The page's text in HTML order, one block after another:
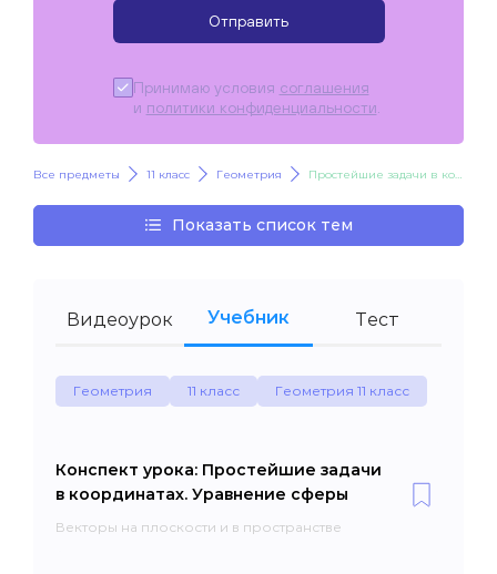
Отправить
Принимаю условия соглашения
и политики конфиденциальности
Все предметы 11 класс Геометрия Простейшие задачи в координатах. Уравнение сферы
Показать список тем
Видеоурок Учебник Тест
Геометрия 11 класс Геометрия 11 класс
Конспект урока: Простейшие задачи
в координатах. Уравнение сферы
Векторы на плоскости и в пространстве